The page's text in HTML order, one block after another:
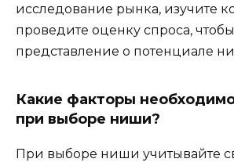
исследование рынка, изучите
проведите оценку спроса,
представление о потенциале
Какие факторы
при выборе ниши?
При выборе ниши учитывайте